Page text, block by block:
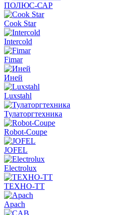
ПОЛЮС-САР
Cook Star
Intercold
Fimar
Иней
Luxstahl
Тулаторгтехника
Robot-Coupe
JOFEL
Electrolux
ТЕХНО-ТТ
Apach